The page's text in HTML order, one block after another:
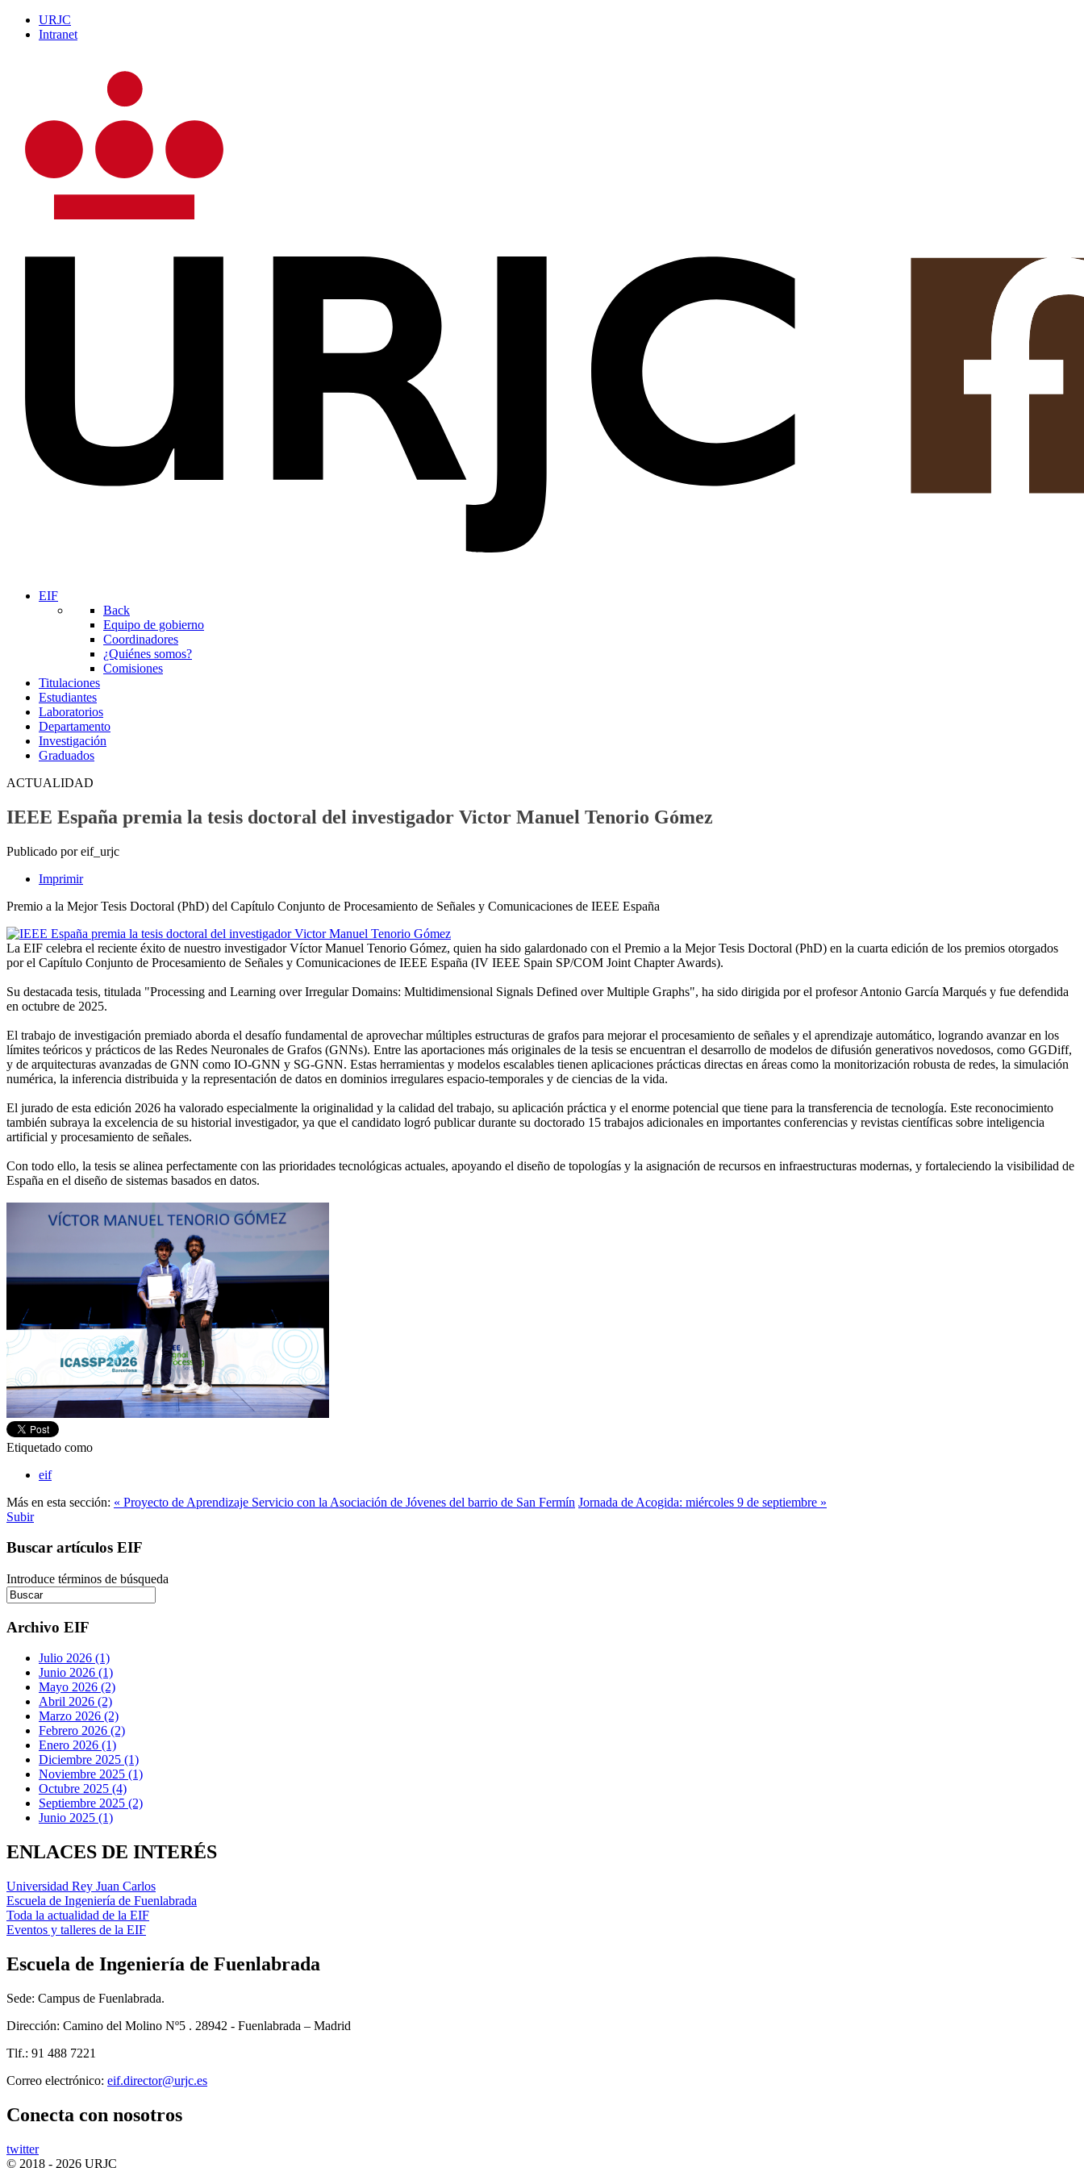
URJC
Intranet
EIF
Back
Equipo de gobierno
Coordinadores
¿Quiénes somos?
Comisiones
Titulaciones
Estudiantes
Laboratorios
Departamento
Investigación
Graduados
ACTUALIDAD
IEEE España premia la tesis doctoral del investigador Victor Manuel Tenorio Gómez
Publicado por eif_urjc
Imprimir
Premio a la Mejor Tesis Doctoral (PhD) del Capítulo Conjunto de Procesamiento de Señales y Comunicaciones de IEEE España
La EIF celebra el reciente éxito de nuestro investigador Víctor Manuel Tenorio Gómez, quien ha sido galardonado con el Premio a la Mejor Tesis Doctoral (PhD) en la cuarta edición de los premios otorgados
por el Capítulo Conjunto de Procesamiento de Señales y Comunicaciones de IEEE España (IV IEEE Spain SP/COM Joint Chapter Awards).
Su destacada tesis, titulada "Processing and Learning over Irregular Domains: Multidimensional Signals Defined over Multiple Graphs", ha sido dirigida por el profesor Antonio García Marqués y fue defendida
en octubre de 2025.
El trabajo de investigación premiado aborda el desafío fundamental de aprovechar múltiples estructuras de grafos para mejorar el procesamiento de señales y el aprendizaje automático, logrando avanzar en los
límites teóricos y prácticos de las Redes Neuronales de Grafos (GNNs). Entre las aportaciones más originales de la tesis se encuentran el desarrollo de modelos de difusión generativos novedosos, como GGDiff,
y de arquitecturas avanzadas de GNN como IO-GNN y SG-GNN. Estas herramientas y modelos escalables tienen aplicaciones prácticas directas en áreas como la monitorización robusta de redes, la simulación
numérica, la inferencia distribuida y la representación de datos en dominios irregulares espacio-temporales y de ciencias de la vida.
El jurado de esta edición 2026 ha valorado especialmente la originalidad y la calidad del trabajo, su aplicación práctica y el enorme potencial que tiene para la transferencia de tecnología. Este reconocimiento
también subraya la excelencia de su historial investigador, ya que el candidato logró publicar durante su doctorado 15 trabajos adicionales en importantes conferencias y revistas científicas sobre inteligencia
artificial y procesamiento de señales.
Con todo ello, la tesis se alinea perfectamente con las prioridades tecnológicas actuales, apoyando el diseño de topologías y la asignación de recursos en infraestructuras modernas, y fortaleciendo la visibilidad de
España en el diseño de sistemas basados en datos.
Etiquetado como
eif
Más en esta sección: « Proyecto de Aprendizaje Servicio con la Asociación de Jóvenes del barrio de San Fermín Jornada de Acogida: miércoles 9 de septiembre »
Subir
Buscar artículos EIF
Introduce términos de búsqueda
Archivo EIF
Julio 2026 (1)
Junio 2026 (1)
Mayo 2026 (2)
Abril 2026 (2)
Marzo 2026 (2)
Febrero 2026 (2)
Enero 2026 (1)
Diciembre 2025 (1)
Noviembre 2025 (1)
Octubre 2025 (4)
Septiembre 2025 (2)
Junio 2025 (1)
ENLACES DE INTERÉS
Universidad Rey Juan Carlos
Escuela de Ingeniería de Fuenlabrada
Toda la actualidad de la EIF
Eventos y talleres de la EIF
Escuela de Ingeniería de Fuenlabrada
Sede: Campus de Fuenlabrada.
Dirección: Camino del Molino Nº5 . 28942 - Fuenlabrada – Madrid
Tlf.: 91 488 7221
Correo electrónico: eif.director@urjc.es
Conecta con nosotros
twitter
© 2018 - 2026 URJC